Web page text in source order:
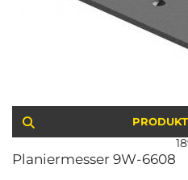
Planiermesser 9W-6608